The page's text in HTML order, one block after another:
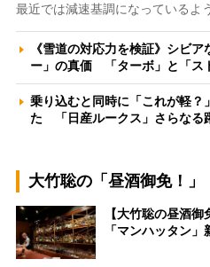
最近では減速基調になっているよ
《雪道の対応力を検証》シビ
ー」の真価 「ターボ」と「ス
乗り込むと同時に「これが軽？
た 「日産ルークス」さらなる
大竹聡の「昼酒御免！」
【大竹聡の昼酒
「マンハッタン